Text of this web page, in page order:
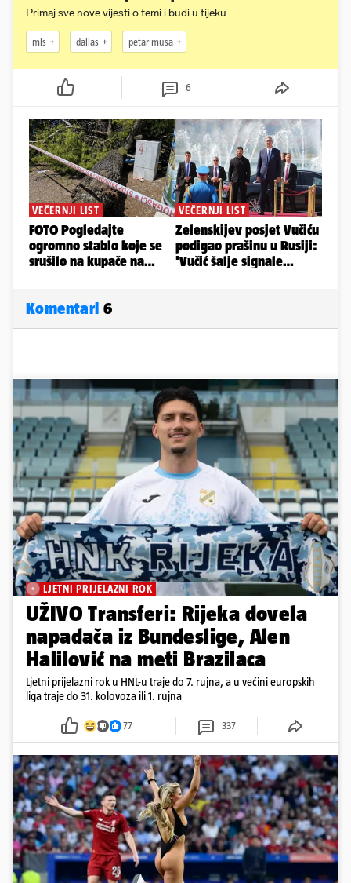
Primaj sve nove vijesti o temi i budi u tijeku
mls dallas petar musa
6
Komentari 6
LJETNI PRIJELAZNI ROK
UŽIVO Transferi: Rijeka dovela
napadača iz Bundeslige, Alen
Halilović na meti Brazilaca
Ljetni prijelazni rok u HNL-u traje do 7. rujna, a u većini europskih
liga traje do 31. kolovoza ili 1. rujna
77 337